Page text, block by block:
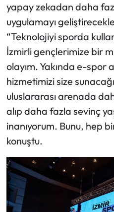
yapay zekadan daha
uygulamayı
“Teknolojiyi sporda
İzmirli gençlerimize bir
olayım. Yakında e-spor
hizmetimizi size
uluslararası arenada
alıp daha fazla sevinç
inanıyorum. Bunu, hep
konuştu.